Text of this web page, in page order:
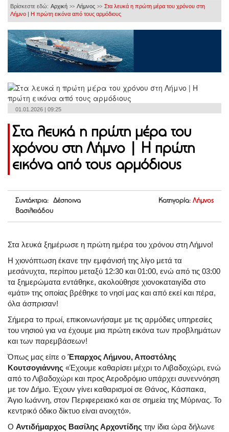
Βρίσκεστε εδώ: Αρχική >> Λήμνος >> Στα λευκά η πρώτη μέρα του χρόνου στη
Λήμνο | Η πρώτη εικόνα από τους αρμόδιους
01.01.2026 | 09:25
Στα λευκά η πρώτη μέρα του
χρόνου στη Λήμνο | Η πρώτη
εικόνα από τους αρμόδιους
Συντάκτρια: Δέσποινα
Βασιλειάδου
Κατηγορία: Λήμνος
Στα λευκά ξημέρωσε η πρώτη ημέρα του χρόνου στη Λήμνο!
Η χιονόπτωση έκανε την εμφάνισή της λίγο μετά τα
μεσάνυχτα, περίπου μεταξύ 12:30 και 01:00, ενώ από τις 03:00
τα ξημερώματα εντάθηκε, ακολούθησε χιονοκαταιγίδα στο
«μάτι» της οποίας βρέθηκε το νησί μας και από εκεί και πέρα,
όλα άσπρισαν!
Σήμερα το πρωί, επικοινωνήσαμε με τις αρμόδιες υπηρεσίες
του νησιού για να έχουμε μια πρώτη εικόνα των προβλημάτων
και των παρεμβάσεων!
Όπως μας είπε ο Έπαρχος Λήμνου, Αποστόλης
Κουτσογιάννης «Έχουμε καθαρίσει μέχρι το Λιβαδοχώρι, ενώ
από το Λιβαδοχώρι και προς Αεροδρόμιο υπάρχει συνεννόηση
με τον Δήμο. Έχουν γίνει καθαρισμοί σε Θάνος, Κάσπακα,
Άγιο Ιωάννη, στον Περιφερειακό και σε σημεία της Μύρινας. Το
κεντρικό όδικο δίκτυο είναι ανοιχτό».
Ο Αντιδήμαρχος Βασίλης Αρχοντίδης την ίδια ώρα δήλωνε